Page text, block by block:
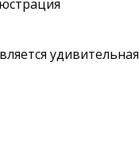
удивительная